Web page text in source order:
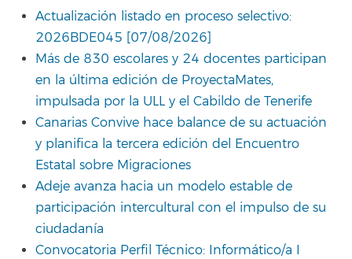
Actualización listado en proceso selectivo:
2026BDE045 [07/08/2026]
Más de 830 escolares y 24 docentes participan
en la última edición de ProyectaMates,
impulsada por la ULL y el Cabildo de Tenerife
Canarias Convive hace balance de su actuación
y planifica la tercera edición del Encuentro
Estatal sobre Migraciones
Adeje avanza hacia un modelo estable de
participación intercultural con el impulso de su
ciudadanía
Convocatoria Perfil Técnico: Informático/a I